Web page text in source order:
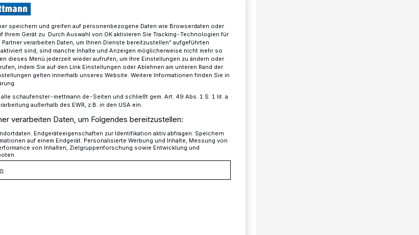
rückt immer zuerst aus
aus
neues
Die erforderlichen Mittel:
speichern und greifen auf personenbezogene Daten wie Browserdaten oder
Ihrem Gerät zu. Durch Auswahl von OK aktivieren Sie Tracking-Technologien für
Partner verarbeiten Daten, um Ihnen Dienste bereitzustellen“ aufgeführten
sind, sind manche Inhalte und Anzeigen möglicherweise nicht mehr so
dieses Menü jederzeit wieder aufrufen, um Ihre Einstellungen zu ändern oder
indem Sie auf den Link Einstellungen oder Ablehnen am unteren Rand der
gelten innerhalb unseres Website. Weitere Informationen finden Sie in
alle schaufenster-mettmann.de-Seiten und schließt gem. Art. 49 Abs. 1 S. 1 lit. a
außerhalb des EWR, z.B. in den USA ein.
verarbeiten Daten, um Folgendes bereitzustellen:
Endgeräteeigenschaften zur Identifikation aktiv abfragen. Speichern
auf einem Endgerät. Personalisierte Werbung und Inhalte, Messung von
von Inhalten, Zielgruppenforschung sowie Entwicklung und